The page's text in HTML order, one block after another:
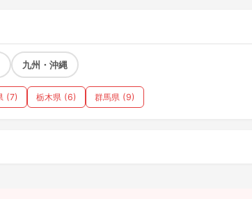
九州・沖縄
茨城県 (7) 栃木県 (6) 群馬県 (9)